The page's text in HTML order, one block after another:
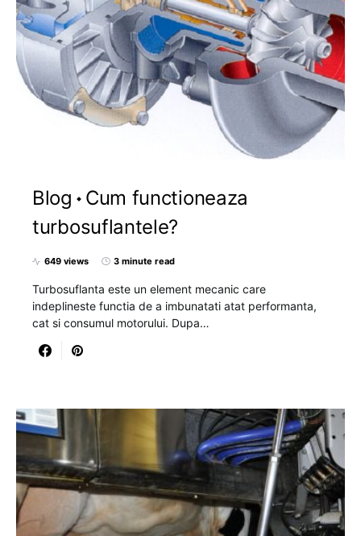
Blog
Cum functioneaza
turbosuflantele?
649 views 3 minute read
Turbosuflanta este un element mecanic care
indeplineste functia de a imbunatati atat performanta,
cat si consumul motorului. Dupa…